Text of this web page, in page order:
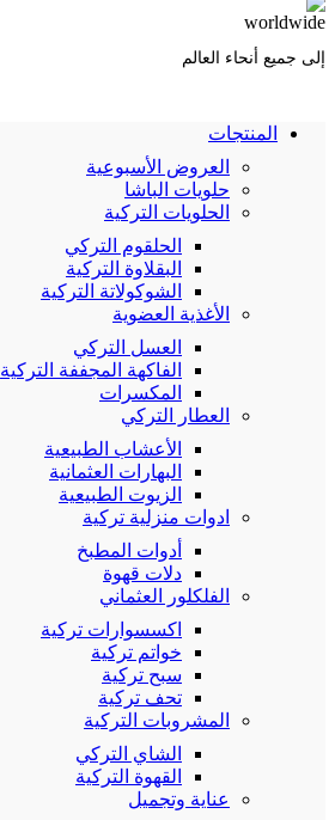
إلى جميع أنحاء العالم
المنتجات
العروض الأسبوعية
حلويات الباشا
الحلويات التركية
الحلقوم التركي
البقلاوة التركية
الشوكولاتة التركية
الأغذية العضوية
العسل التركي
الفاكهة المجففة التركية
المكسرات
العطار التركي
الأعشاب الطبيعية
البهارات العثمانية
الزيوت الطبيعية
ادوات منزلية تركية
أدوات المطبخ
دلات قهوة
الفلكلور العثماني
اكسسوارات تركية
خواتم تركية
سبح تركية
تحف تركية
المشروبات التركية
الشاي التركي
القهوة التركية
عناية وتجميل